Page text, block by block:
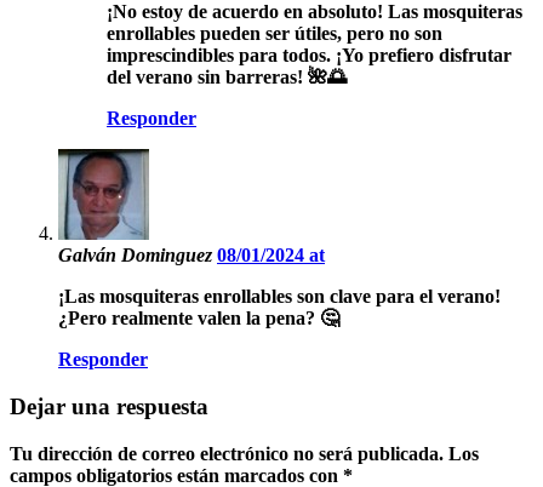
¡No estoy de acuerdo en absoluto! Las mosquiteras
enrollables pueden ser útiles, pero no son
imprescindibles para todos. ¡Yo prefiero disfrutar
del verano sin barreras! 🌺🌅
Responder
Galván Dominguez 08/01/2024 at
¡Las mosquiteras enrollables son clave para el verano!
¿Pero realmente valen la pena? 🤔
Responder
Dejar una respuesta
Tu dirección de correo electrónico no será publicada. Los
campos obligatorios están marcados con *